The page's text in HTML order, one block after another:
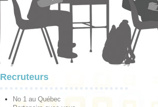
Recruteurs
No 1 au Québec